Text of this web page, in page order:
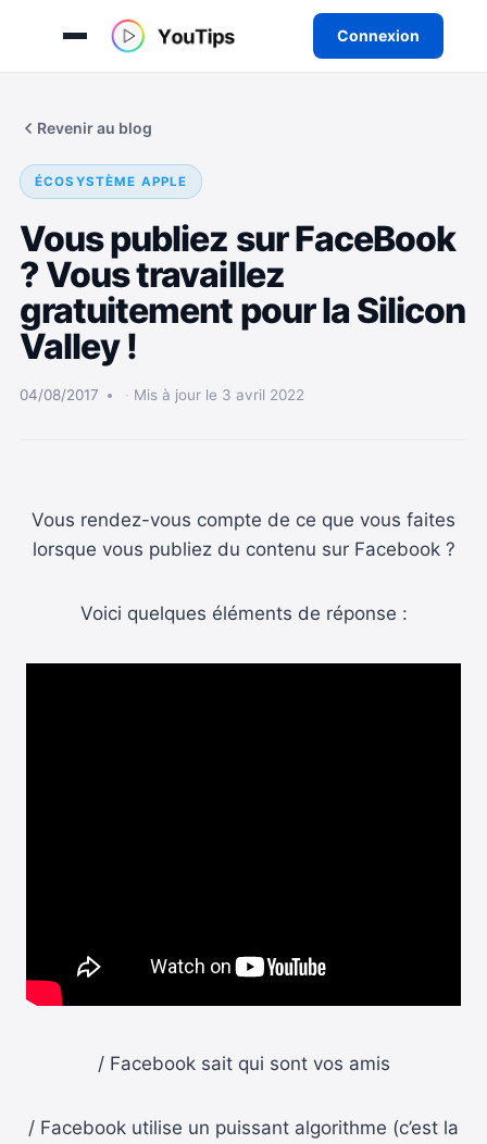
Connexion
Revenir au blog
ÉCOSYSTÈME APPLE
Vous publiez sur FaceBook
? Vous travaillez
gratuitement pour la Silicon
Valley !
04/08/2017 Mis à jour le 3 avril 2022
Vous rendez-vous compte de ce que vous faites
lorsque vous publiez du contenu sur Facebook ?
Voici quelques éléments de réponse :
/ Facebook sait qui sont vos amis
/ Facebook utilise un puissant algorithme (c’est la